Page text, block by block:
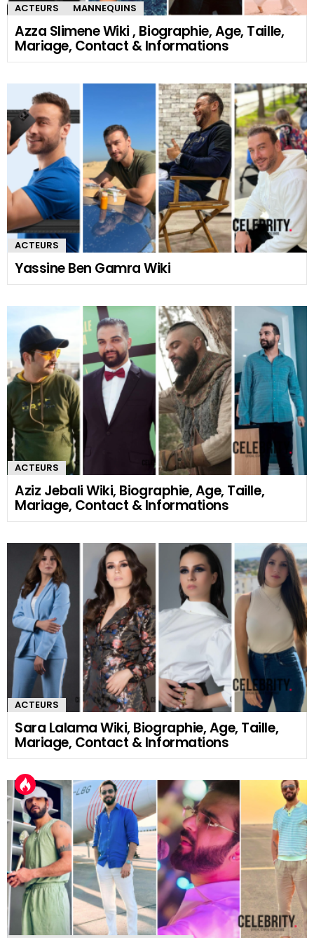
ACTEURS MANNEQUINS
Azza Slimene Wiki , Biographie, Age, Taille,
Mariage, Contact & Informations
ACTEURS
Yassine Ben Gamra Wiki
ACTEURS
Aziz Jebali Wiki, Biographie, Age, Taille,
Mariage, Contact & Informations
ACTEURS
Sara Lalama Wiki, Biographie, Age, Taille,
Mariage, Contact & Informations